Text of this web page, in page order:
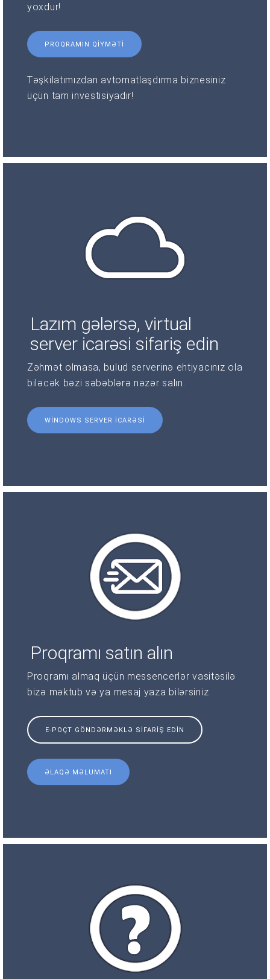
yoxdur!
PROQRAMIN QIYMƏTI
Təşkilatımızdan avtomatlaşdırma biznesiniz
üçün tam investisiyadır!
Lazım gələrsə, virtual
server icarəsi sifariş edin
Zəhmət olmasa, bulud serverinə ehtiyacınız ola
biləcək bəzi səbəblərə nəzər salın.
WINDOWS SERVER ICARƏSI
Proqramı satın alın
Proqramı almaq üçün messencerlər vasitəsilə
bizə məktub və ya mesaj yaza bilərsiniz
E-POÇT GÖNDƏRMƏKLƏ SIFARIŞ EDIN
ƏLAQƏ MƏLUMATI